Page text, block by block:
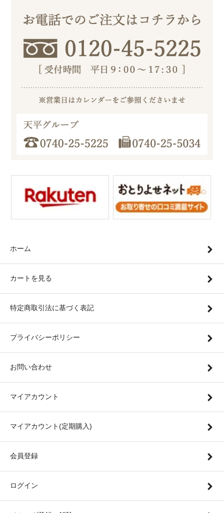
ホーム
カートを見る
特定商取引法に基づく表記
プライバシーポリシー
お問い合わせ
マイアカウント
マイアカウント(定期購入)
会員登録
ログイン